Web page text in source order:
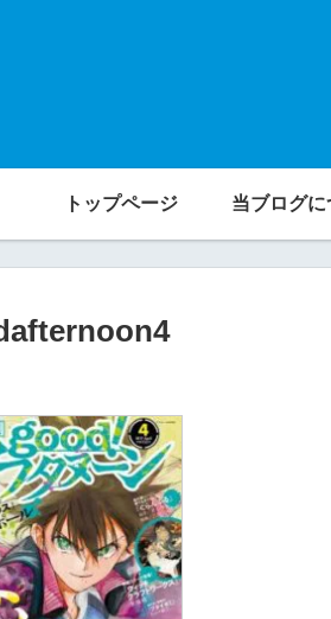
トップページ 当ブログに